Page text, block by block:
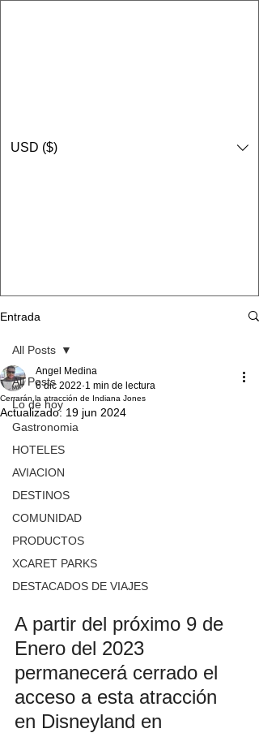
USD ($)
Entrada
All Posts
Lo de hoy
Gastronomia
HOTELES
AVIACION
DESTINOS
COMUNIDAD
PRODUCTOS
XCARET PARKS
DESTACADOS DE VIAJES
All Posts
Cerrarán la atracción de Indiana Jones
Angel Medina
6 dic 2022 1 min de lectura
Actualizado: 19 jun 2024
A partir del próximo 9 de
Enero del 2023
permanecerá cerrado el
acceso a esta atracción
en Disneyland en